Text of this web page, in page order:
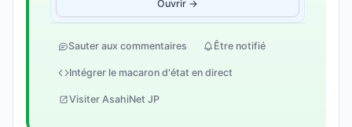
Ouvrir →
Sauter aux commentaires Être notifié
Intégrer le macaron d'état en direct
Visiter AsahiNet JP